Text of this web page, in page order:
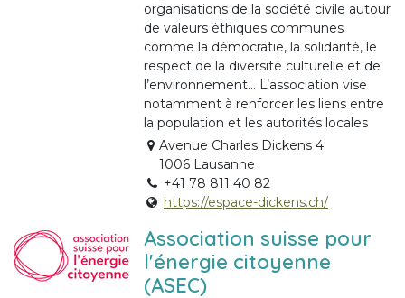
organisations de la société civile autour
de valeurs éthiques communes
comme la démocratie, la solidarité, le
respect de la diversité culturelle et de
l’environnement... L’association vise
notamment à renforcer les liens entre
la population et les autorités locales
Avenue Charles Dickens 4
1006 Lausanne
+41 78 811 40 82
https://espace-dickens.ch/
Association suisse pour
l'énergie citoyenne
(ASEC)